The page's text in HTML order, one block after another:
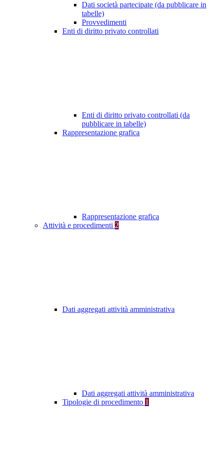
Dati società partecipate (da pubblicare in
tabelle)
Provvedimenti
Enti di diritto privato controllati
Enti di diritto privato controllati (da
pubblicare in tabelle)
Rappresentazione grafica
Rappresentazione grafica
Attività e procedimenti 2
Dati aggregati attività amministrativa
Dati aggregati attività amministrativa
Tipologie di procedimento 1